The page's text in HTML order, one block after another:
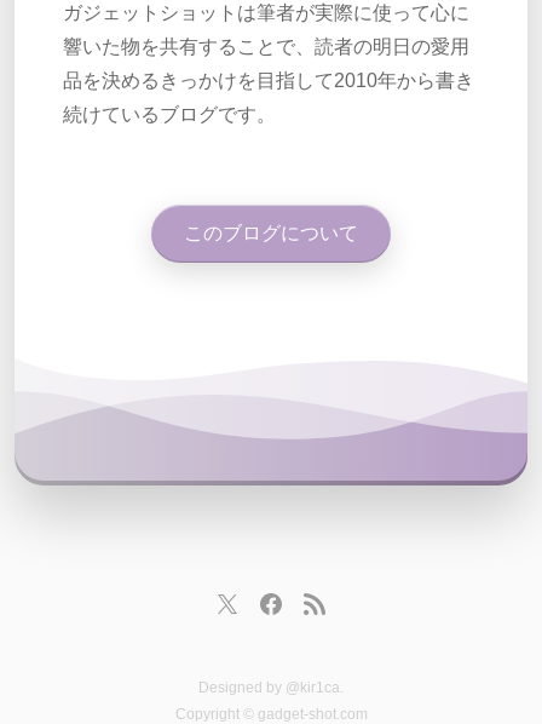
ガジェットショットは筆者が実際に使って心に
響いた物を共有することで、読者の明日の愛用
品を決めるきっかけを目指して2010年から書き
続けているブログです。
このブログについて
Designed by @kir1ca
Copyright © gadget-shot.com